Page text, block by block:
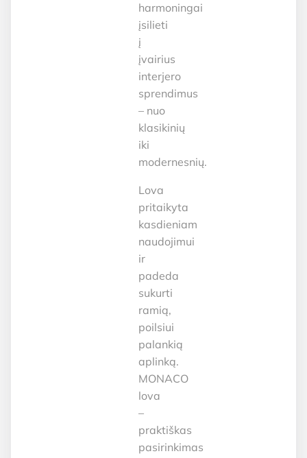
harmoningai
įsilieti
į
įvairius
interjero
sprendimus
– nuo
klasikinių
iki
modernesnių.
Lova
pritaikyta
kasdieniam
naudojimui
ir
padeda
sukurti
ramią,
poilsiui
palankią
aplinką.
MONACO
lova
–
praktiškas
pasirinkimas